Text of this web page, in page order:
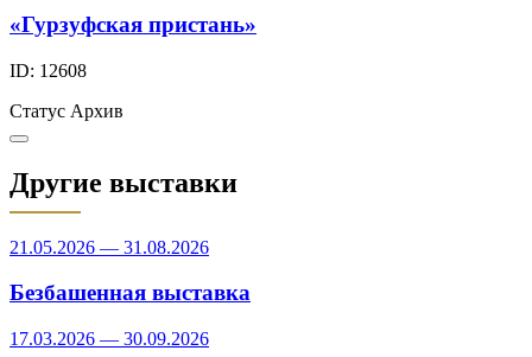
«Гурзуфская пристань»
ID: 12608
Статус Архив
Другие выставки
21.05.2026 — 31.08.2026
Безбашенная выставка
17.03.2026 — 30.09.2026